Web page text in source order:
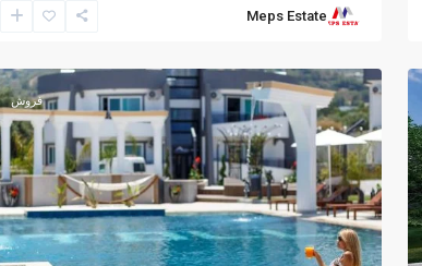
Meps Estate
Karaoglanoglu,
فروش